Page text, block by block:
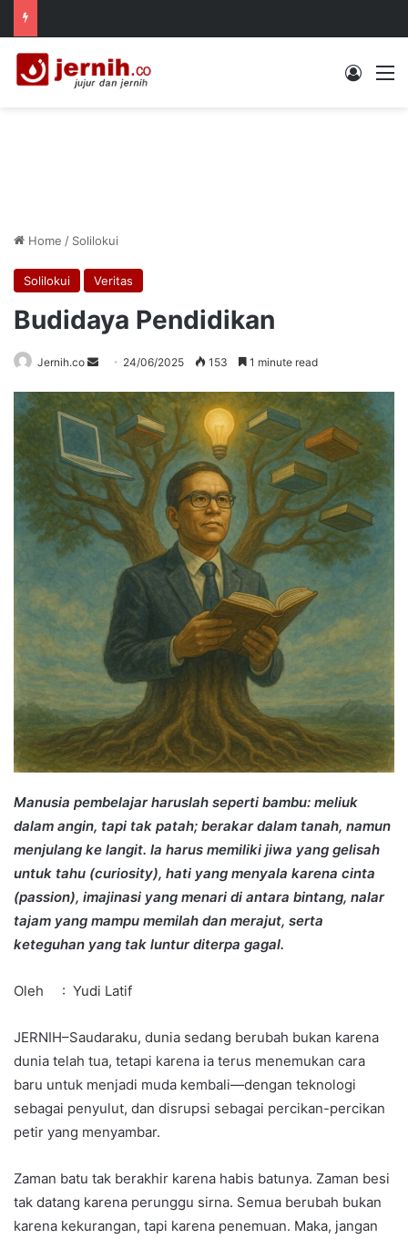
Log In
Home / Solilokui
Solilokui Veritas
Budidaya Pendidikan
Jernih.co
Send
email
24/06/2025 153 1 minute read
Manusia pembelajar haruslah seperti bambu: meliuk
dalam angin, tapi tak patah; berakar dalam tanah, namun
menjulang ke langit. Ia harus memiliki jiwa yang gelisah
untuk tahu (curiosity), hati yang menyala karena cinta
(passion), imajinasi yang menari di antara bintang, nalar
tajam yang mampu memilah dan merajut, serta
keteguhan yang tak luntur diterpa gagal.
Oleh : Yudi Latif
JERNIH–Saudaraku, dunia sedang berubah bukan karena
dunia telah tua, tetapi karena ia terus menemukan cara
baru untuk menjadi muda kembali—dengan teknologi
sebagai penyulut, dan disrupsi sebagai percikan-percikan
petir yang menyambar.
Zaman batu tak berakhir karena habis batunya. Zaman besi
tak datang karena perunggu sirna. Semua berubah bukan
karena kekurangan, tapi karena penemuan. Maka, jangan